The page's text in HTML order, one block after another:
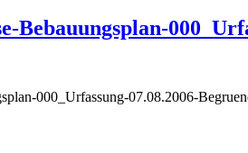
000_Urfassung-07.08.2006-